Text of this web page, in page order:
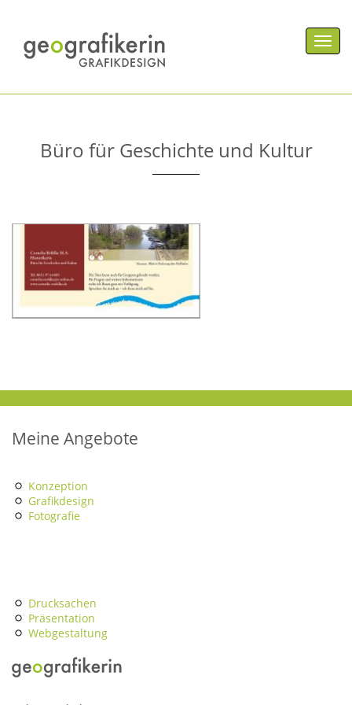
Büro für Geschichte und Kultur
Meine Angebote
Konzeption
Grafikdesign
Fotografie
Drucksachen
Präsentation
Webgestaltung